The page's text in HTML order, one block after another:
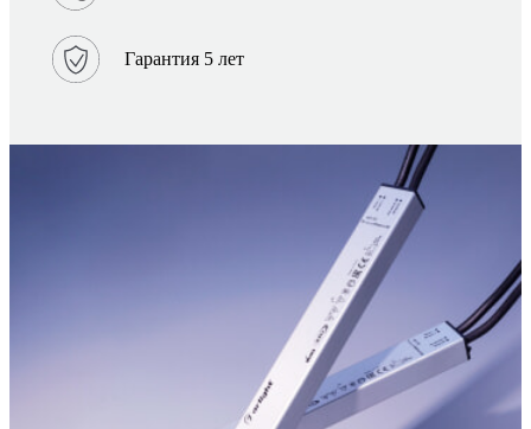
Гарантия 5 лет